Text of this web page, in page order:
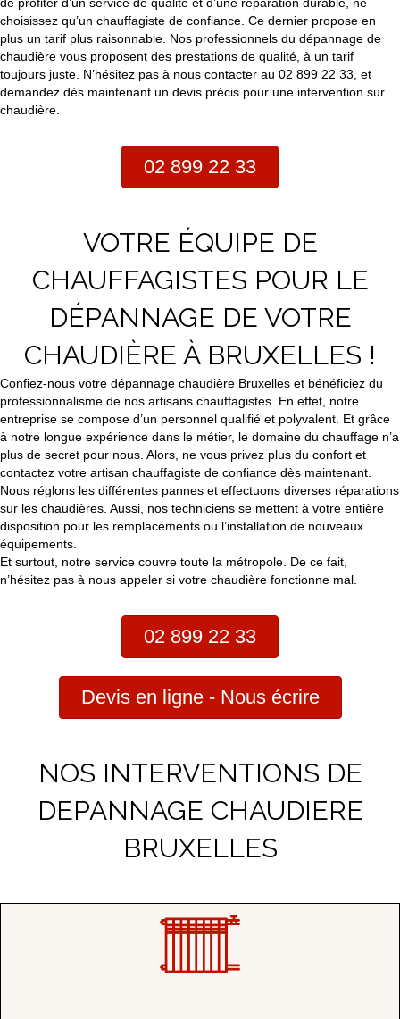
choisissez qu’un chauffagiste de confiance. Ce dernier propose en
plus un tarif plus raisonnable. Nos professionnels du dépannage de
chaudière vous proposent des prestations de qualité, à un tarif
toujours juste. N’hésitez pas à nous contacter au 02 899 22 33, et
demandez dès maintenant un devis précis pour une intervention sur
chaudière.
02 899 22 33
VOTRE ÉQUIPE DE
CHAUFFAGISTES POUR LE
DÉPANNAGE DE VOTRE
CHAUDIÈRE À BRUXELLES !
Confiez-nous votre dépannage chaudière Bruxelles et bénéficiez du
professionnalisme de nos artisans chauffagistes. En effet, notre
entreprise se compose d’un personnel qualifié et polyvalent. Et grâce
à notre longue expérience dans le métier, le domaine du chauffage n’a
plus de secret pour nous. Alors, ne vous privez plus du confort et
contactez votre artisan chauffagiste de confiance dès maintenant.
Nous réglons les différentes pannes et effectuons diverses réparations
sur les chaudières. Aussi, nos techniciens se mettent à votre entière
disposition pour les remplacements ou l’installation de nouveaux
équipements.
Et surtout, notre service couvre toute la métropole. De ce fait,
n’hésitez pas à nous appeler si votre chaudière fonctionne mal.
02 899 22 33
Devis en ligne - Nous écrire
NOS INTERVENTIONS DE
DEPANNAGE CHAUDIERE
BRUXELLES